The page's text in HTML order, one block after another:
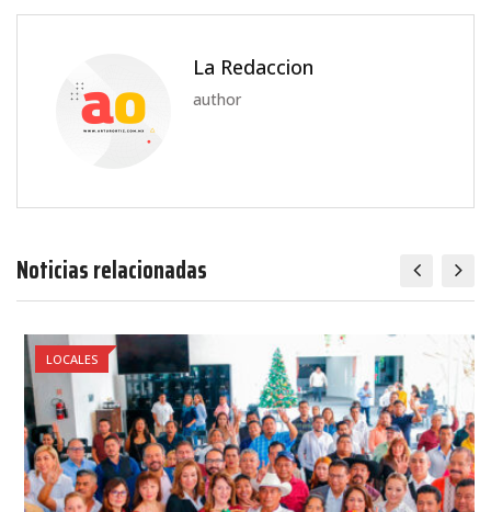
La Redaccion
author
Noticias relacionadas
LOCALES